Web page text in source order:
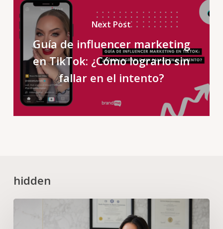
Next Post
Guía de influencer marketing
en TikTok: ¿Cómo lograrlo sin
fallar en el intento?
hidden